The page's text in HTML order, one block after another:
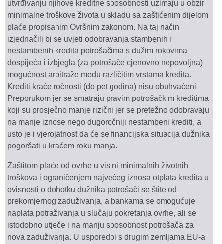
utvrđivanju njihove kreditne sposobnosti uzimaju u obzir
minimalne troškove života u skladu sa zaštićenim dijelom
plaće propisanim Ovršnim zakonom. Na taj način
izjednačili bi se uvjeti odobravanja stambenih i
nestambenih kredita potrošačima s dužim rokovima
dospijeća i izbjegla (za potrošače cjenovno nepovoljna)
mogućnost arbitraže među različitim vrstama kredita.
Krediti kraće ročnosti (do pet godina) nisu obuhvaćeni
Preporukom jer se smatraju pravim potrošačkim kreditima
koji su prosječno manje rizični jer se pretežno odobravaju
na manje iznose nego dugoročniji nestambeni krediti, a
usto je i vjerojatnost da će se financijska situacija dužnika
pogoršati u kraćem roku manja.
Zaštitom plaće od ovrhe u visini minimalnih životnih
troškova i ograničenjem najvećeg iznosa otplata kredita u
ovisnosti o dohotku dužnika potrošači se štite od
prekomjernog zaduživanja, a bankama se omogućuje
naplata potraživanja u slučaju pokretanja ovrhe, ali se
istodobno utječe i na manju sposobnost potrošača za
nova zaduživanja. U usporedbi s drugim zemljama EU-a